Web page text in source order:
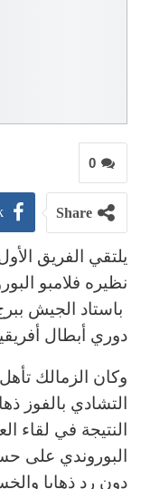
0
Share
WhatsApp
البريد الالكتروني
يلتقي الفريق
نظيره فلامبو
دوري أبطال
وكان الزمالك
التشادي بالفوز
النتيجة في لقاء
البوروندي على
دون رد ذهابا